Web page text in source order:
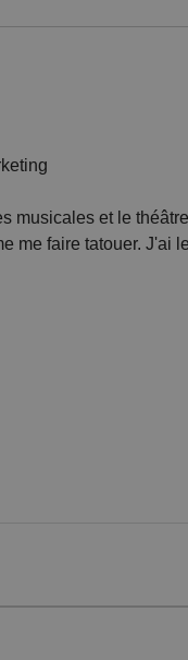
musicales et le théâtre
me faire tatouer. J'ai